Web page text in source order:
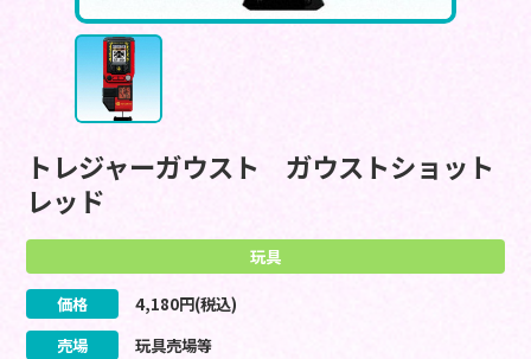
トレジャーガウスト ガウストショット
レッド
玩具
価格 4,180円(税込)
売場
玩具売場等